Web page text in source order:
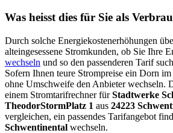
Was heisst dies für Sie als
Durch solche Energiekostenerhöhungen
alteingesessene Stromkunden, ob Sie Ihre
wechseln und so den passenderen Tarif
Sofern Ihnen teure Strompreise ein Dorn
ohne Umschweife den Anbieter wechseln.
einem Stromtarifrechner fürStadtwerke
TheodorStormPlatz 1 aus 24223
vergleichen, ein passendes Tarifangebot
Schwentinental wechseln.